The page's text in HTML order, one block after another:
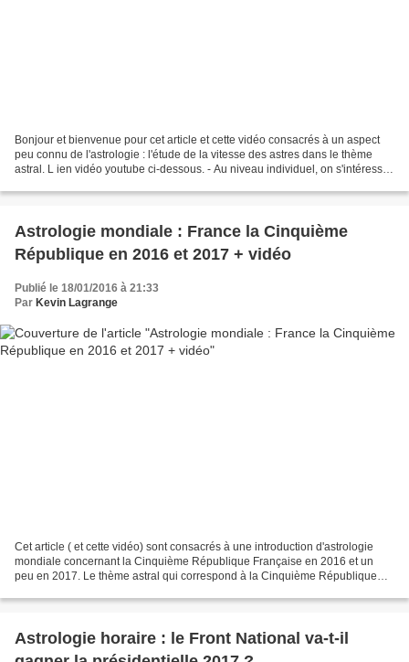
Bonjour et bienvenue pour cet article et cette vidéo consacrés à un aspect
peu connu de l'astrologie : l'étude de la vitesse des astres dans le thème
astral. L ien vidéo youtube ci-dessous. - Au niveau individuel, on s'intéresse
Astrologie mondiale : France la Cinquième
République en 2016 et 2017 + vidéo
Publié le 18/01/2016 à 21:33
Par Kevin Lagrange
Cet article ( et cette vidéo) sont consacrés à une introduction d'astrologie
mondiale concernant la Cinquième République Française en 2016 et un
peu en 2017. Le thème astral qui correspond à la Cinquième République
Astrologie horaire : le Front National va-t-il